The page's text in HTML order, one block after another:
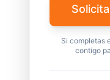
Si completas
contigo